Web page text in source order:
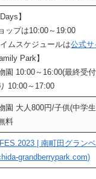
】
ップは10:00～19:00
ムスケジュールは公式サ
Park】
園 10:00～16:00(最終受
10:00～17:00
園 大人800円/子供(中学
料
| 南町田グラン
grandberrypark.com)